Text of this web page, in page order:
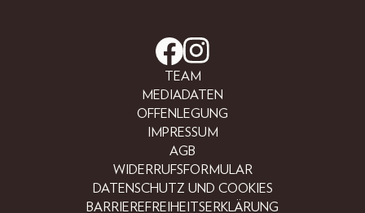
TEAM
MEDIADATEN
OFFENLEGUNG
IMPRESSUM
AGB
WIDERRUFSFORMULAR
DATENSCHUTZ UND COOKIES
BARRIEREFREIHEITSERKLÄRUNG